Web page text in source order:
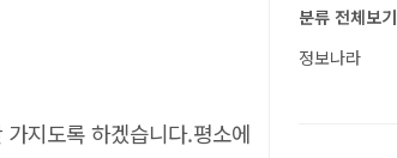
지도록 하겠습니다.평소에
분류 전체보기
정보나라